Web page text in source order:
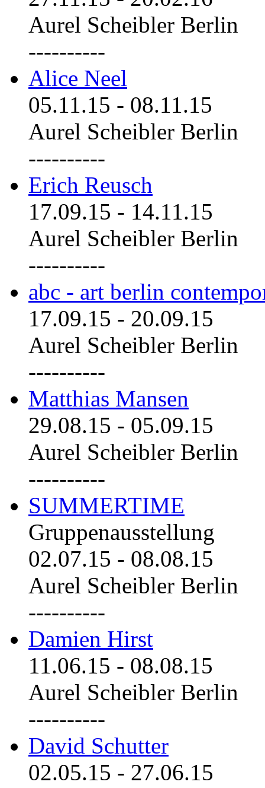
Aurel Scheibler Berlin
----------
Alice Neel
05.11.15 - 08.11.15
Aurel Scheibler Berlin
----------
Erich Reusch
17.09.15 - 14.11.15
Aurel Scheibler Berlin
----------
abc - art berlin
17.09.15 - 20.09.15
Aurel Scheibler Berlin
----------
Matthias Mansen
29.08.15 - 05.09.15
Aurel Scheibler Berlin
----------
SUMMERTIME
Gruppenausstellung
02.07.15 - 08.08.15
Aurel Scheibler Berlin
----------
Damien Hirst
11.06.15 - 08.08.15
Aurel Scheibler Berlin
----------
David Schutter
02.05.15 - 27.06.15